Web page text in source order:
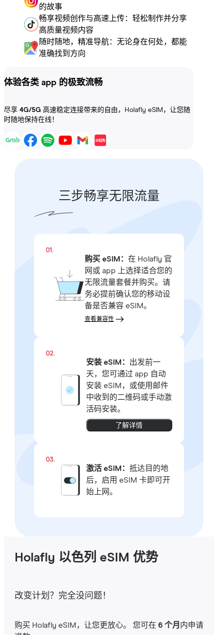
的故事
畅享视频创作与高速上传：轻松制作并分享
高质量视频内容
随时随地，精准导航：无论身在何处，都能
准确找到方向
体验各类 app 的极致流畅
尽享 4G/5G 高速稳定连接带来的自由，Holafly eSIM，让您随
时随地保持在线！
三步畅享无限流量
01.
购买 eSIM： 在 Holafly 官
网或 app 上选择适合您的
无限流量套餐并购买。请
务必提前确认您的移动设
备是否兼容 eSIM。
查看兼容性
02.
安装 eSIM： 出发前一
天，您可通过 app 自动
安装 eSIM，或使用邮件
中收到的二维码或手动激
活码安装。
了解详情
03.
激活 eSIM： 抵达目的地
后，启用 eSIM 卡即可开
始上网。
Holafly 以色列 eSIM 优势
改变计划？完全没问题！
购买 Holafly eSIM，让您更放心。 您可在 6 个月 内申请